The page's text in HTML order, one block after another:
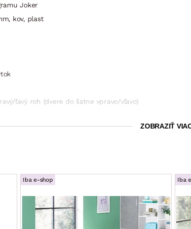
Joker
kov, plast
ľavý roh (dvere do šatne vpravo/vľavo)
(3 x polica)
1 x kovová tyč
priehradka, 3 x závesný šatníkový hák (tvrdený plast)
doplniť o horný krycí strop Joker – možno
ZOBRAZIŤ
Iba e-shop Iba